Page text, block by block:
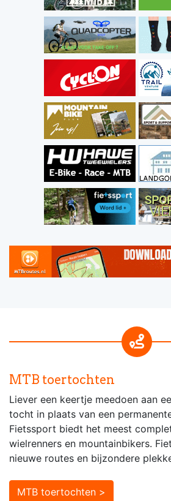
MTB toertochten
Liever een keertje meedoen aan
tocht in plaats van een
Fietssport biedt het meest
wielrenners en mountainbikers.
nieuwe routes en bijzondere
MTB toertochten >